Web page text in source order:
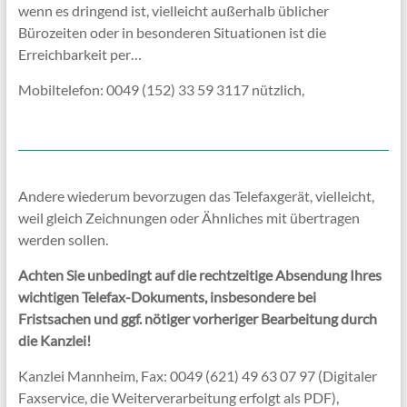
wenn es dringend ist, vielleicht außerhalb üblicher
Bürozeiten oder in besonderen Situationen ist die
Erreichbarkeit per…
Mobiltelefon: 0049 (152) 33 59 3117 nützlich,
Andere wiederum bevorzugen das Telefaxgerät, vielleicht,
weil gleich Zeichnungen oder Ähnliches mit übertragen
werden sollen.
Achten Sie unbedingt auf die rechtzeitige Absendung Ihres
wichtigen Telefax-Dokuments, insbesondere bei
Fristsachen und ggf. nötiger vorheriger Bearbeitung durch
die Kanzlei!
Kanzlei Mannheim, Fax: 0049 (621) 49 63 07 97 (Digitaler
Faxservice, die Weiterverarbeitung erfolgt als PDF),